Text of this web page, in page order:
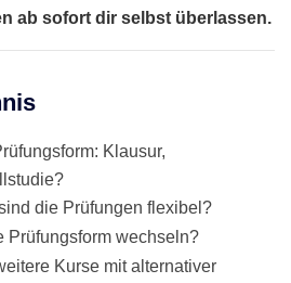
ab sofort dir selbst überlassen.
Klausur,
die Prüfungen flexibel?
Prüfungsform wechseln?
Kurse mit alternativer